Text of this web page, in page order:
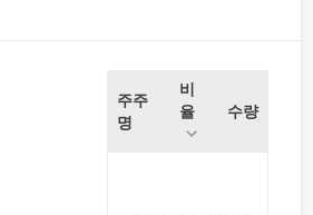
주주
명
비
율
수량